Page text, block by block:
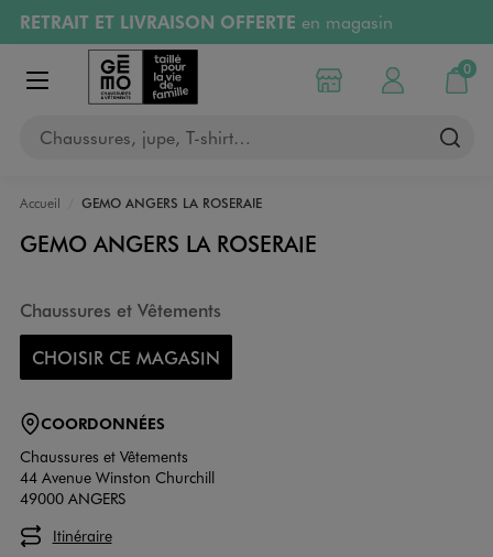
Aller au contenu principal
Aller à la navigation
RETRAIT ET LIVRAISON OFFERTE en magasin
Retours OFFERTSpendant 30 jours
PAYEZ EN 3x SANS FRAIS
RÉSERVATION GRATUITE
Afficher le menu
Chaussures, jupe, T-shirt…
Choisir mon magasin
Mon compte
0
Mon
Accueil GEMO ANGERS LA ROSERAIE
GEMO ANGERS LA ROSERAIE
Chaussures et Vêtements
CHOISIR CE MAGASIN
COORDONNÉES
Chaussures et Vêtements
44 Avenue Winston Churchill
49000 ANGERS
Itinéraire